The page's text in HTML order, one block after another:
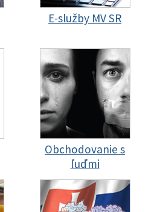
E-služby MV SR
Obchodovanie s
ľuďmi